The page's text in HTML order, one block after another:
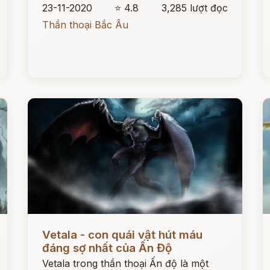
23-11-2020 ⭐ 4.8
3,285 lượt đọc
Thần thoại Bắc Âu
Vetala - con quái vật hút máu
đáng sợ nhất của Ấn Độ
Vetala trong thần thoại Ấn độ là một